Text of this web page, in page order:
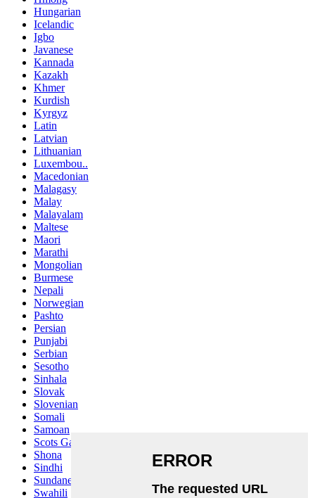
Hungarian
Icelandic
Igbo
Javanese
Kannada
Kazakh
Khmer
Kurdish
Kyrgyz
Latin
Latvian
Lithuanian
Luxembou..
Macedonian
Malagasy
Malay
Malayalam
Maltese
Maori
Marathi
Mongolian
Burmese
Nepali
Norwegian
Pashto
Persian
Punjabi
Serbian
Sesotho
Sinhala
Slovak
Slovenian
Somali
Samoan
Scots Gaelic
Shona
Sindhi
Sundanese
Swahili